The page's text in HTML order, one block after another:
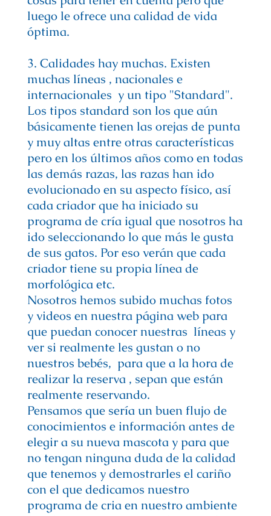
luego le ofrece una calidad de vida
óptima.
3. Calidades hay muchas. Existen
muchas líneas , nacionales e
internacionales y un tipo "Standard".
Los tipos standard son los que aún
básicamente tienen las orejas de punta
y muy altas entre otras características
pero en los últimos años como en todas
las demás razas, las razas han ido
evolucionado en su aspecto físico, así
cada criador que ha iniciado su
programa de cría igual que nosotros ha
ido seleccionando lo que más le gusta
de sus gatos. Por eso verán que cada
criador tiene su propia línea de
morfológica etc.
Nosotros hemos subido muchas fotos
y videos en nuestra página web para
que puedan conocer nuestras líneas y
ver si realmente les gustan o no
nuestros bebés, para que a la hora de
realizar la reserva , sepan que están
realmente reservando.
Pensamos que sería un buen flujo de
conocimientos e información antes de
elegir a su nueva mascota y para que
no tengan ninguna duda de la calidad
que tenemos y demostrarles el cariño
con el que dedicamos nuestro
programa de cria en nuestro ambiente